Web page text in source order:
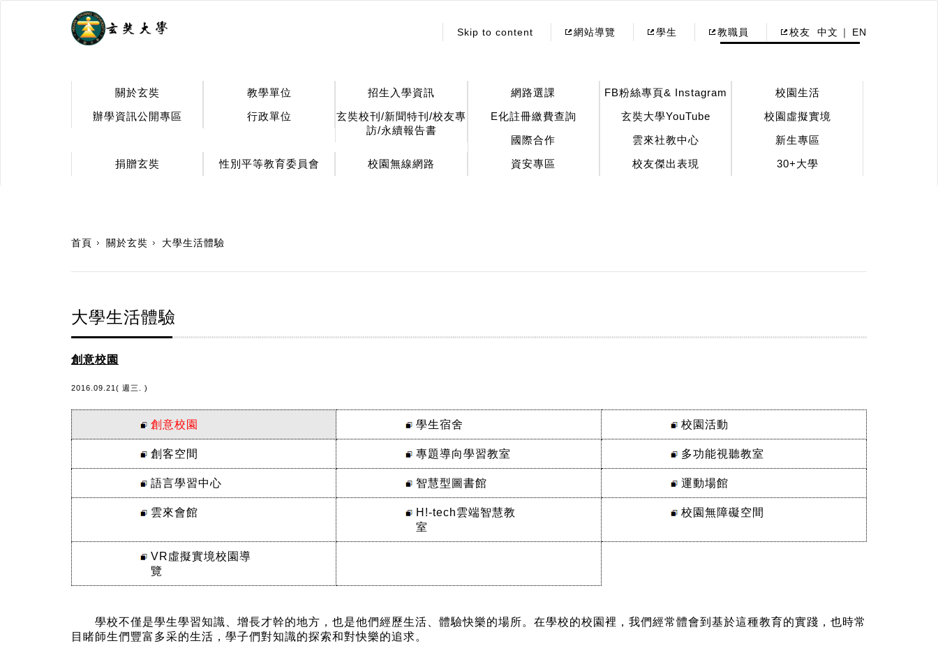
Skip to content 網站導覽 學生 教職員 校友 中文 EN
關於玄奘 教學單位 招生入學資訊 網路選課 FB粉絲專頁& Instagram
校園生活
辦學資訊公開專區
行政單位
玄奘校刊/新聞特刊/校友專
訪/永續報告書
E化註冊繳費查詢 玄奘大學YouTube
校園虛擬實境
國際合作
雲來社教中心
新生專區
捐贈玄奘
性別平等教育委員會 校園無線網路 資安專區 校友傑出表現 30+大學
首頁 關於玄奘 大學生活體驗
大學生活體驗
創意校園
2016.09.21( 週三. )
創意校園 學生宿舍 校園活動
創客空間 專題導向學習教室 多功能視聽教室
語言學習中心 智慧型圖書館 運動場館
雲來會館
H!-tech雲端智慧教
室
校園無障礙空間
VR虛擬實境校園導
覽
學校不僅是學生學習知識、增長才幹的地方，也是他們經歷生活、體驗快樂的場所。在學校的校園裡，我們經常體會到基於這種教育的實踐，也時常
目睹師生們豐富多采的生活，學子們對知識的探索和對快樂的追求。